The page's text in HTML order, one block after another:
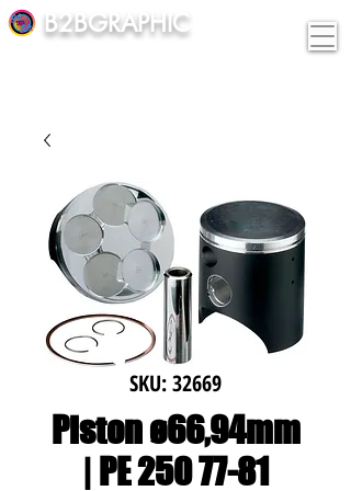
B2BGRAPHIC
SKU: 32669
Piston ø66,94mm
| PE 250 77-81